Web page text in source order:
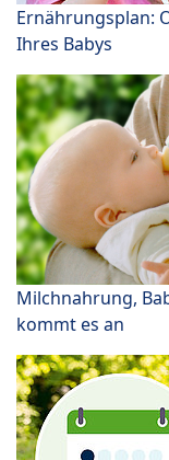
Ernährungsplan:
Ihres Babys
Milchnahrung,
kommt es an